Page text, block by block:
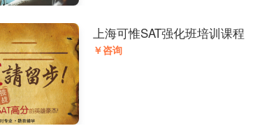
上海可惟SAT强化班培训课程
￥咨询